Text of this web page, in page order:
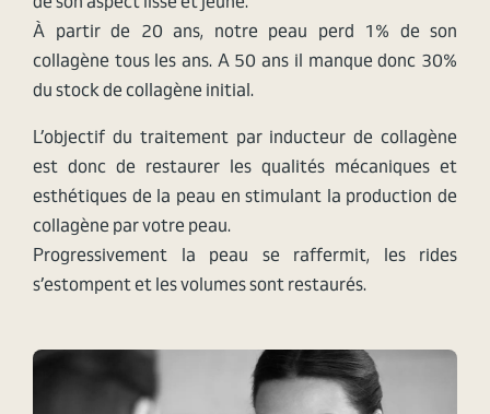
À partir de 20 ans, notre peau perd 1% de son
collagène tous les ans. A 50 ans il manque donc 30%
du stock de collagène initial.
L’objectif du traitement par inducteur de collagène
est donc de restaurer les qualités mécaniques et
esthétiques de la peau en stimulant la production de
collagène par votre peau.
Progressivement la peau se raffermit, les rides
s’estompent et les volumes sont restaurés.